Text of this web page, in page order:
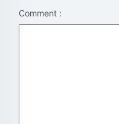
Comment :